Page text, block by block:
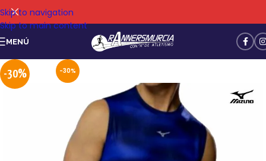
Skip to navigation
Skip to main content
MENÚ
-30%
-30%